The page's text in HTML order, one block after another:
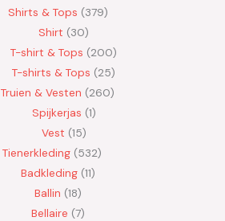
Shirts & Tops 379
Shirt
30
T-shirt & Tops
200
T-shirts & Tops
25
Truien & Vesten
260
Spijkerjas 1
Vest 15
Tienerkleding 532
Badkleding 11
Ballin 18
Bellaire 7